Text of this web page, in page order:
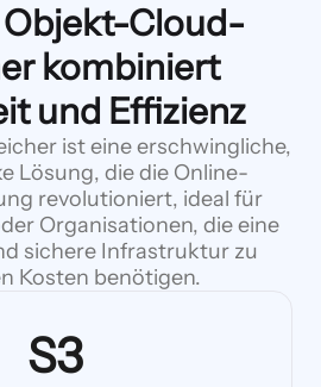
Cloud-
kombiniert
und Effizienz
ist eine erschwingliche,
Lösung, die die Online-
revolutioniert, ideal für
Organisationen, die eine
sichere Infrastruktur zu
Kosten benötigen.
S3